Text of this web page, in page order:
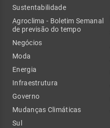
Sustentabilidade
Agroclima - Boletim Semanal
de previsão do tempo
Negócios
Moda
Energia
Infraestrutura
Governo
Mudanças Climáticas
Sul